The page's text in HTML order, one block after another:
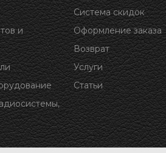
и
Система скидок
Оформление заказа
Возврат
Услуги
Статьи